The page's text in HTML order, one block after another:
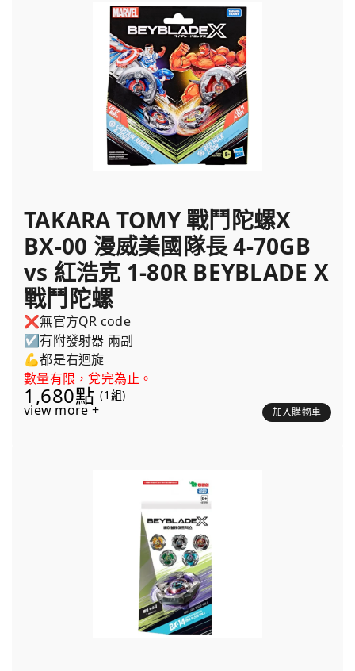
TAKARA TOMY 戰鬥陀螺X
BX-00 漫威美國隊長 4-70GB
vs 紅浩克 1-80R BEYBLADE X
戰鬥陀螺
❌無官方QR code
☑️有附發射器 兩副
💪都是右迴旋
數量有限，兌完為止。
1,680點 (1組)
view more + 加入購物車